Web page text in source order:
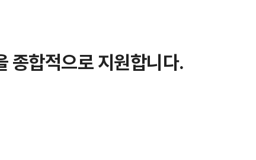
종합적으로 지원합니다.